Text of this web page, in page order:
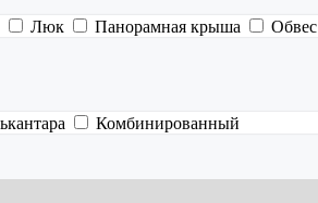
Люк Панорамная крыша Обвес
Комбинированный